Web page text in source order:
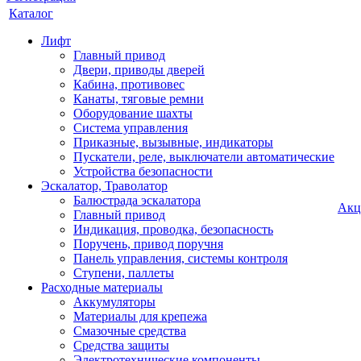
Каталог
Лифт
Главный привод
Двери, приводы дверей
Кабина, противовес
Канаты, тяговые ремни
Оборудование шахты
Система управления
Приказные, вызывные, индикаторы
Пускатели, реле, выключатели автоматические
Устройства безопасности
Эскалатор, Траволатор
Балюстрада эскалатора
Главный привод
Индикация, проводка, безопасность
Поручень, привод поручня
Панель управления, системы контроля
Ступени, паллеты
Расходные материалы
Аккумуляторы
Материалы для крепежа
Смазочные средства
Средства защиты